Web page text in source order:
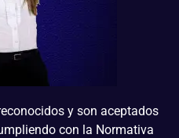
y son aceptados
con la Normativa